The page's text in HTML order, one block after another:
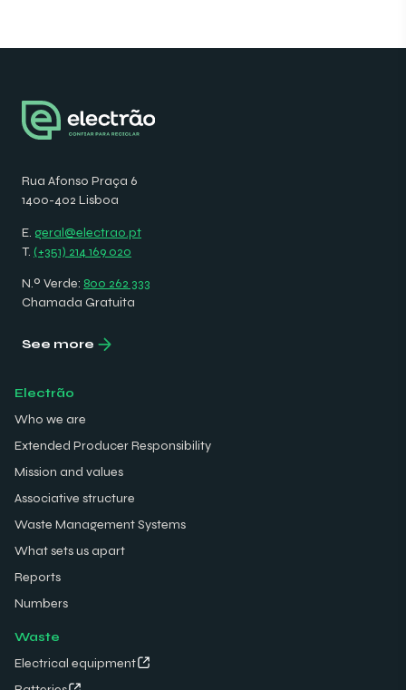
Rua Afonso Praça 6
1400-402 Lisboa
E. geral@electrao.pt
T. (+351) 214 169 020
N.º Verde: 800 262 333
Chamada Gratuita
See more
Electrão
Who we are
Extended Producer Responsibility
Mission and values
Associative structure
Waste Management Systems
What sets us apart
Reports
Numbers
Waste
Electrical equipment